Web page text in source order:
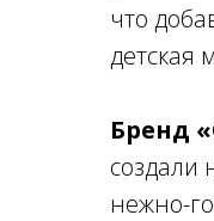
что
детская
Бренд
создали
нежно-